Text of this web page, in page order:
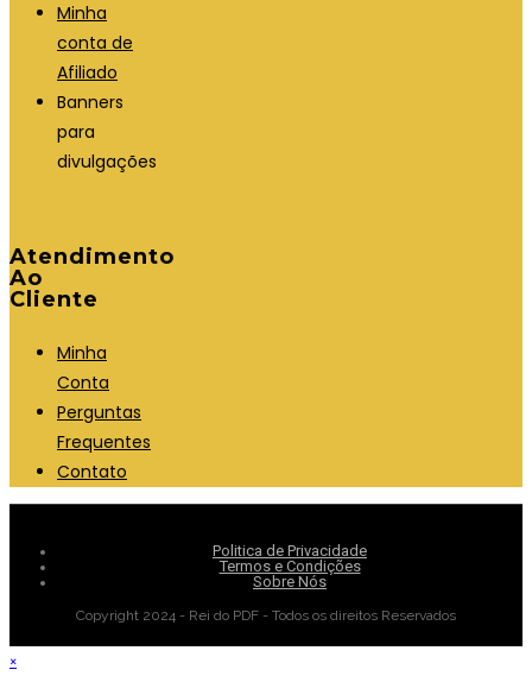
Minha
conta de
Afiliado
Banners
para
divulgações
Atendimento
Ao
Cliente
Minha
Conta
Perguntas
Frequentes
Contato
Politica de Privacidade
Termos e Condições
Sobre Nós
Copyright 2024 - Rei do PDF - Todos os direitos Reservados
×